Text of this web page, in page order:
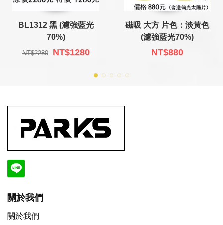
BL1312 黑 (濾強藍光
70%)
NT$2280 NT$1280
磁吸 大方 片色：淡黃色
(濾強藍光70%)
NT$880
關於我們
關於我們